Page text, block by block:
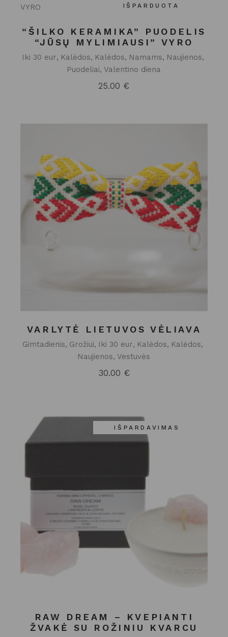
IŠPARDUOTA
“ŠILKO KERAMIKA” PUODELIS
“JŪSŲ MYLIMIAUSI” VYRO
Iki 30 eur Kalėdos Kalėdos Namams
Naujienos
Puodeliai Valentino diena
25.00 €
VARLYTĖ LIETUVOS VĖLIAVA
Gimtadienis Grožiui Iki 30 eur Kalėdos
Kalėdos
Naujienos Vestuvės
30.00 €
IŠPARDAVIMAS
RAW DREAM – KVEPIANTI
ŽVAKĖ SU ROŽINIU KVARCU